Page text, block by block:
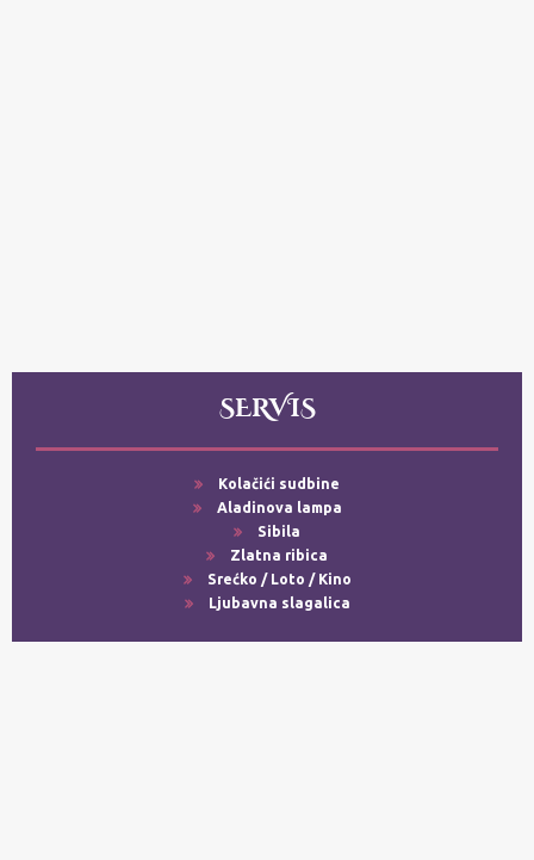
SERVIS
Kolačići sudbine
Aladinova lampa
Sibila
Zlatna ribica
Srećko / Loto / Kino
Ljubavna slagalica